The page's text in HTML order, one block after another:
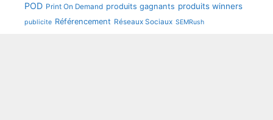
POD Print On Demand produits gagnants produits winners
publicite Référencement Réseaux Sociaux SEMRush